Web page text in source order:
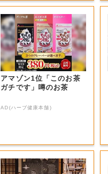
アマゾン1位「このお茶
ガチです」噂のお茶
AD(ハーブ健康本舗)